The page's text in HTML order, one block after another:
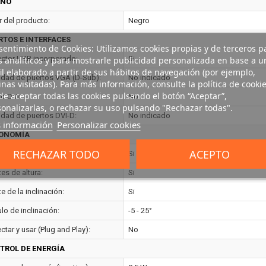
del producto: Negro
E INTERFACES
USB incorporado: Si
de puertos VGA (D-Sub): No indicado
DVI: No
de puertos DVI-D: No indicado
VESA: Si
de altura: Si
de la inclinación: Si
de inclinación: -5 - 25°
y usar (Plug and Play): No
DE ENERGÍA
de Cookies: Utilizamos cookies propias y de terceros
analíticos y para mostrarle publicidad personalizada en base a
elaborado a partir de sus hábitos de navegación (por ejemplo,
visitadas). Para más información, consulte la política de
aceptar todas las cookies pulsando el botón “Aceptar”,
o rechazar su uso pulsando "Rechazar todas".
información Personalizar cookies
RECHAZAR TODO ACEPTO